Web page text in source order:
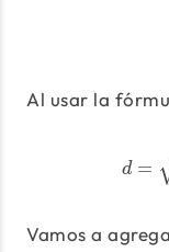
Al usar la
d =
Vamos a